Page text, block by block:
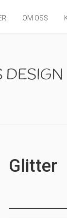
OM OSS
Glitter